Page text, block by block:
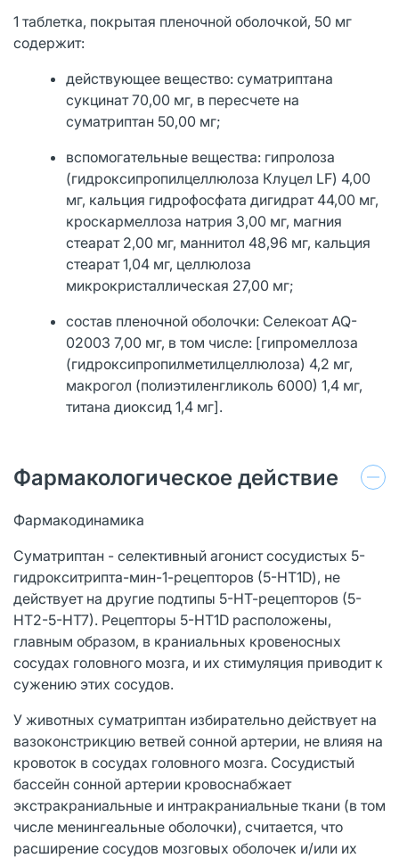
1 таблетка, покрытая пленочной оболочкой, 50 мг
содержит:
действующее вещество: суматриптана
сукцинат 70,00 мг, в пересчете на
суматриптан 50,00 мг;
вспомогательные вещества: гипролоза
(гидроксипропилцеллюлоза Клуцел LF) 4,00
мг, кальция гидрофосфата дигидрат 44,00 мг,
кроскармеллоза натрия 3,00 мг, магния
стеарат 2,00 мг, маннитол 48,96 мг, кальция
стеарат 1,04 мг, целлюлоза
микрокристаллическая 27,00 мг;
состав пленочной оболочки: Селекоат AQ-
02003 7,00 мг, в том числе: [гипромеллоза
(гидроксипропилметилцеллюлоза) 4,2 мг,
макрогол (полиэтиленгликоль 6000) 1,4 мг,
титана диоксид 1,4 мг].
Фармакологическое действие
Фармакодинамика
Суматриптан - селективный агонист сосудистых 5-
гидрокситрипта-мин-1-рецепторов (5-HT1D), не
действует на другие подтипы 5-НТ-рецепторов (5-
НТ2-5-НТ7). Рецепторы 5-HT1D расположены,
главным образом, в краниальных кровеносных
сосудах головного мозга, и их стимуляция приводит к
сужению этих сосудов.
У животных суматриптан избирательно действует на
вазоконстрикцию ветвей сонной артерии, не влияя на
кровоток в сосудах головного мозга. Сосудистый
бассейн сонной артерии кровоснабжает
экстракраниальные и интракраниальные ткани (в том
числе менингеальные оболочки), считается, что
расширение сосудов мозговых оболочек и/или их